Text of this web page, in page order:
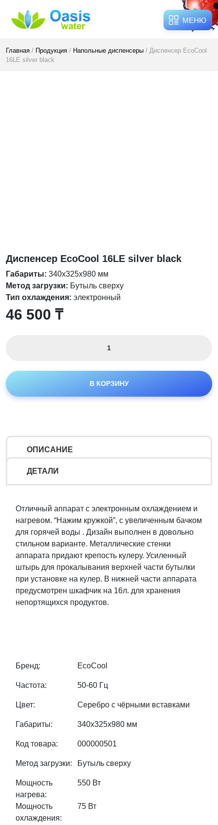
МЕНЮ
Главная / Продукция / Напольные диспенсеры / Диспенсер EcoCool
16LE silver black
Диспенсер EcoCool 16LE silver black
Габариты: 340х325х980 мм
Метод загрузки: Бутыль сверху
Тип охлаждения: электронный
46 500 ₸
EcoCool
16LE
silver
В КОРЗИНУ
ОПИСАНИЕ
ДЕТАЛИ
Отличный аппарат с электронным охлаждением и
нагревом. “Нажим кружкой”, с увеличенным бачком
для горячей воды . Дизайн выполнен в довольно
стильном варианте. Металлические стенки
аппарата придают крепость кулеру. Усиленный
штырь для прокалывания верхней части бутылки
при установке на кулер. В нижней части аппарата
предусмотрен шкафчик на 16л. для хранения
непортящихся продуктов.
Бренд: EcoCool
Частота: 50-60 Гц
Цвет: Серебро с чёрными вставками
Габариты: 340х325х980 мм
Код товара: 000000501
Метод загрузки: Бутыль сверху
Мощность
нагрева:
550 Вт
Мощность
охлаждения:
75 Вт